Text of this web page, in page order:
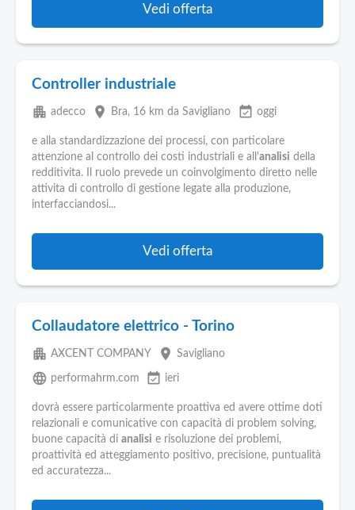
Vedi offerta
Controller industriale
apartment adecco place Bra, 16 km da Savigliano event_available oggi
e alla standardizzazione dei processi, con particolare
attenzione al controllo dei costi industriali e all'analisi della
redditivita. Il ruolo prevede un coinvolgimento diretto nelle
attivita di controllo di gestione legate alla produzione,
interfacciandosi...
Vedi offerta
Collaudatore elettrico - Torino
apartment AXCENT COMPANY place Savigliano
language performahrm.com event_available ieri
dovrà essere particolarmente proattiva ed avere ottime doti
relazionali e comunicative con capacità di problem solving,
buone capacità di analisi e risoluzione dei problemi,
proattività ed atteggiamento positivo, precisione, puntualità
ed accuratezza...